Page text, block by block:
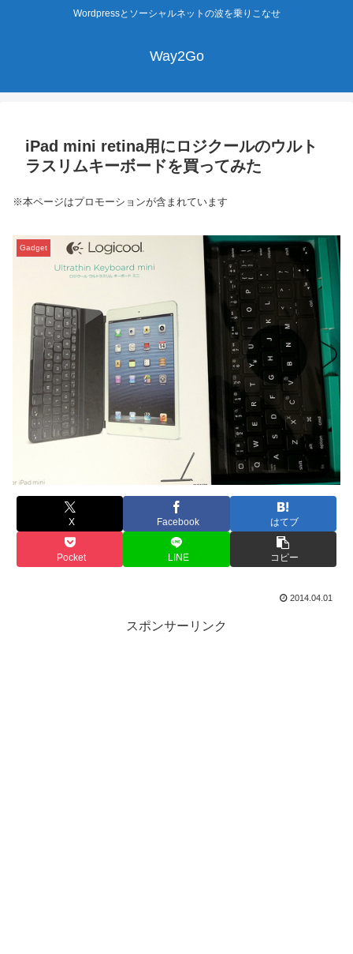
Wordpressとソーシャルネットの波を乗りこなせ
Way2Go
iPad mini retina用にロジクールのウルト
ラスリムキーボードを買ってみた
※本ページはプロモーションが含まれています
Gadget
X Facebook はてブ
Pocket LINE コピー
2014.04.01
スポンサーリンク